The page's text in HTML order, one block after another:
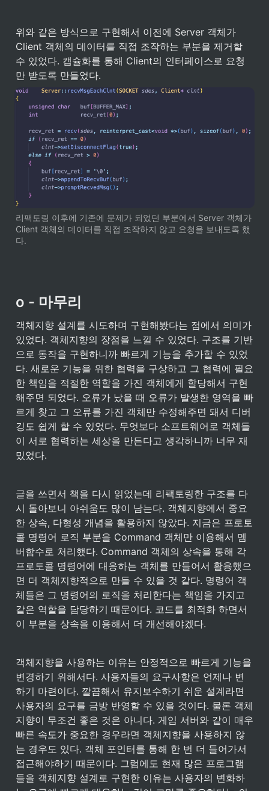
위와 같은 방식으로 구현해서 이전에 Server 객체가
Client 객체의 데이터를 직접 조작하는 부분을 제거할
수 있었다. 캡슐화를 통해 Client의 인터페이스로 요청
만 받도록 만들었다.
리팩토링 이후에 기존에 문제가 되었던 부분에서 Server 객체가
Client 객체의 데이터를 직접 조작하지 않고 요청을 보내도록 했
다.
o - 마무리
객체지향 설계를 시도하며 구현해봤다는 점에서 의미가
있었다. 객체지향의 장점을 느낄 수 있었다. 구조를 기반
으로 동작을 구현하니까 빠르게 기능을 추가할 수 있었
다. 새로운 기능을 위한 협력을 구상하고 그 협력에 필요
한 책임을 적절한 역할을 가진 객체에게 할당해서 구현
해주면 되었다. 오류가 났을 때 오류가 발생한 영역을 빠
르게 찾고 그 오류를 가진 객체만 수정해주면 돼서 디버
깅도 쉽게 할 수 있었다. 무엇보다 소프트웨어로 객체들
이 서로 협력하는 세상을 만든다고 생각하니까 너무 재
밌었다.
글을 쓰면서 책을 다시 읽었는데 리팩토링한 구조를 다
시 돌아보니 아쉬움도 많이 남는다. 객체지향에서 중요
한 상속, 다형성 개념을 활용하지 않았다. 지금은 프로토
콜 명령어 로직 부분을 Command 객체만 이용해서 멤
버함수로 처리했다. Command 객체의 상속을 통해 각
프로토콜 명령어에 대응하는 객체를 만들어서 활용했으
면 더 객체지향적으로 만들 수 있을 것 같다. 명령어 객
체들은 그 명령어의 로직을 처리한다는 책임을 가지고
같은 역할을 담당하기 때문이다. 코드를 최적화 하면서
이 부분을 상속을 이용해서 더 개선해야겠다.
객체지향을 사용하는 이유는 안정적으로 빠르게 기능을
변경하기 위해서다. 사용자들의 요구사항은 언제나 변
하기 마련이다. 깔끔해서 유지보수하기 쉬운 설계라면
사용자의 요구를 금방 반영할 수 있을 것이다. 물론 객체
지향이 무조건 좋은 것은 아니다. 게임 서버와 같이 매우
빠른 속도가 중요한 경우라면 객체지향을 사용하지 않
는 경우도 있다. 객체 포인터를 통해 한 번 더 들어가서
접근해야하기 때문이다. 그럼에도 현재 많은 프로그램
들을 객체지향 설계로 구현한 이유는 사용자의 변화하